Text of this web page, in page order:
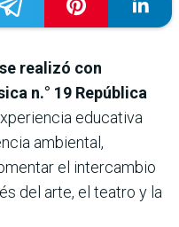
realizó con
n.° 19 República
educativa
ambiental,
el intercambio
del arte, el teatro y la